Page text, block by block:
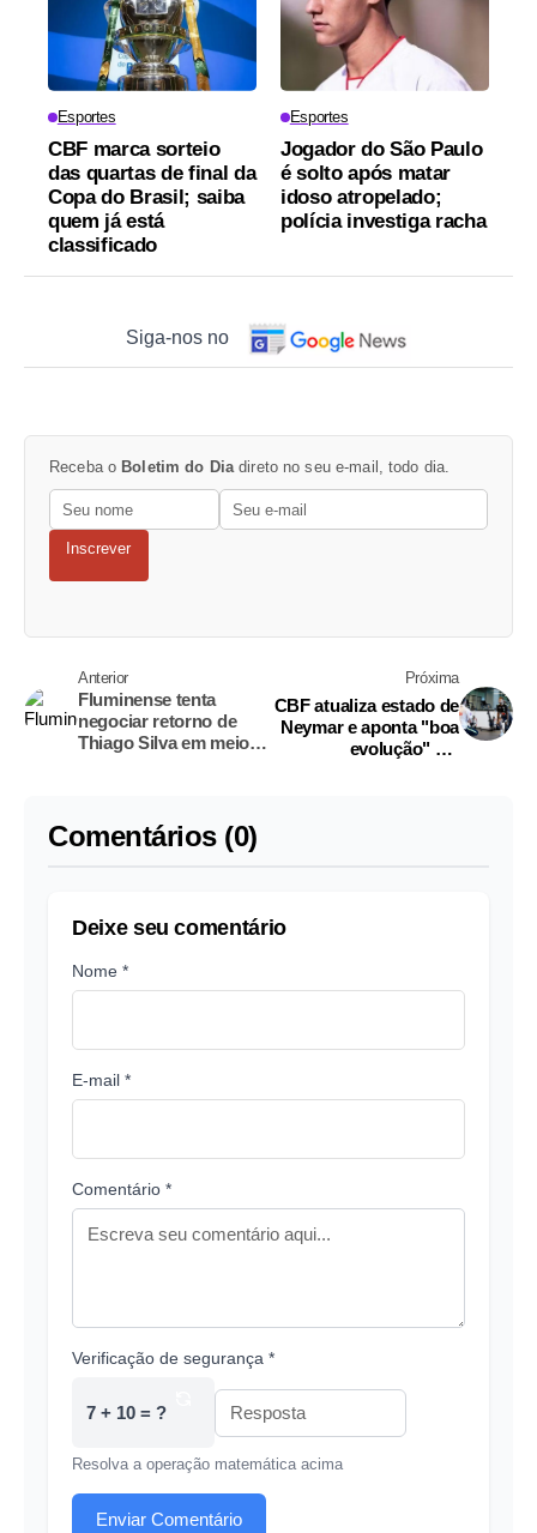
Esportes
CBF marca sorteio
das quartas de final da
Copa do Brasil; saiba
quem já está
classificado
Esportes
Jogador do São Paulo
é solto após matar
idoso atropelado;
polícia investiga racha
Siga-nos no
Receba o Boletim do Dia direto no seu e-mail, todo dia.
Inscrever
Anterior
Fluminense tenta
negociar retorno de
Thiago Silva em meio à
Próxima
CBF atualiza estado de
Neymar e aponta "boa
evolução" em
Comentários (0)
Deixe seu comentário
Nome *
E-mail *
Comentário *
Verificação de segurança *
7 + 10 = ?
Resolva a operação matemática acima
Enviar Comentário